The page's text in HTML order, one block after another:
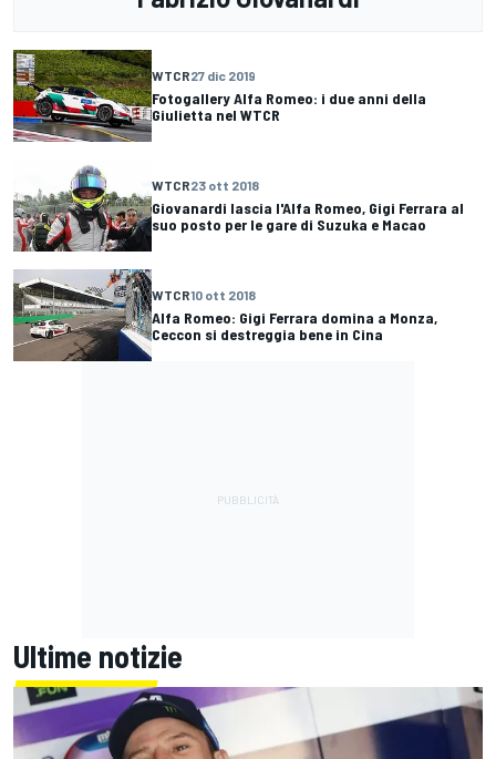
WTCR27 dic 2019
Fotogallery Alfa Romeo: i due anni della
Giulietta nel WTCR
WTCR23 ott 2018
Giovanardi lascia l'Alfa Romeo, Gigi Ferrara al
suo posto per le gare di Suzuka e Macao
WTCR10 ott 2018
Alfa Romeo: Gigi Ferrara domina a Monza,
Ceccon si destreggia bene in Cina
Ultime notizie